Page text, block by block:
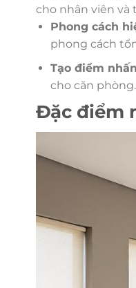
cho nhân viên và
Phong cách
phong cách
Tạo điểm
cho căn phòng.
Đặc điểm